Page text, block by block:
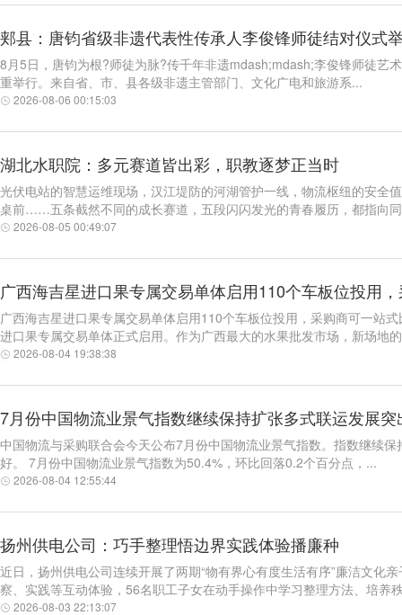
郏县：唐钧省级非遗代表性传承人李俊锋师徒结对仪式
8月5日，唐钧为根?师徒为脉?传千年非遗mdash;mdash;李俊锋师徒艺
重举行。来自省、市、县各级非遗主管部门、文化广电和旅游系...
2026-08-06 00:15:03
湖北水职院：多元赛道皆出彩，职教逐梦正当时
光伏电站的智慧运维现场，汉江堤防的河湖管护一线，物流枢纽的安全
桌前……五条截然不同的成长赛道，五段闪闪发光的青春履历，都指向
2026-08-05 00:49:07
广西海吉星进口果专属交易单体启用110个车板位投用
广西海吉星进口果专属交易单体启用110个车板位投用，采购商可一站
进口果专属交易单体正式启用。作为广西最大的水果批发市场，新场地
2026-08-04 19:38:38
7月份中国物流业景气指数继续保持扩张多式联运发展突
中国物流与采购联合会今天公布7月份中国物流业景气指数。指数继续
好。 7月份中国物流业景气指数为50.4%，环比回落0.2个百分点，...
2026-08-04 12:55:44
扬州供电公司：巧手整理悟边界实践体验播廉种
近日，扬州供电公司连续开展了两期“物有界心有度生活有序”廉洁文化
察、实践等互动体验，56名职工子女在动手操作中学习整理方法、培养
2026-08-03 22:13:07